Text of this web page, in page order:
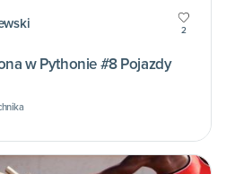
2
w Pythonie #8 Pojazdy